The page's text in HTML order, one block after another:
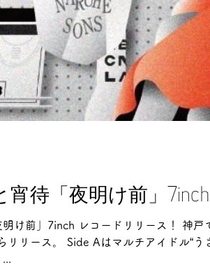
宵待「夜明け前」
け前」7inch レコードリリース！ 神
リリース。 Side Aはマルチアイドル“